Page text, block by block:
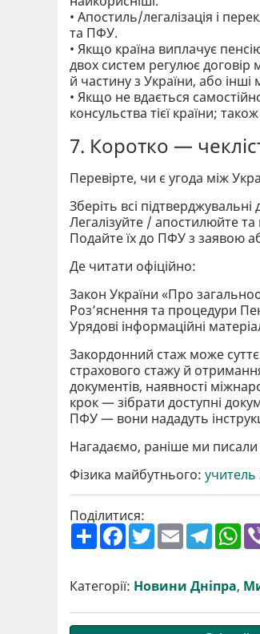
• Апостиль/легалізація і
та ПФУ.
• Якщо країна виплачує
двох систем регулює договір
й частину з України, або
• Якщо не вдається
консульства тієї країни;
7. Коротко —
Перевірте, чи є угода між
Зберіть всі
Легалізуйте / апостилюйте
Подайте їх до ПФУ з заявою
Де читати офіційно:
Закон України «Про
Роз’яснення та процедури
Урядові інформаційні
Закордонний стаж може
страхового стажу й
документів, наявності
крок — зібрати доступні
ПФУ — вони нададуть
Нагадаємо, раніше ми писали
Фізика майбутнього: учитель
Поділитися:
П
о
р
и
F
a
b
o
T
w
t
e
E
m
l
T
e
g
r
W
h
s
A
Категорії: Новини Дніпра,